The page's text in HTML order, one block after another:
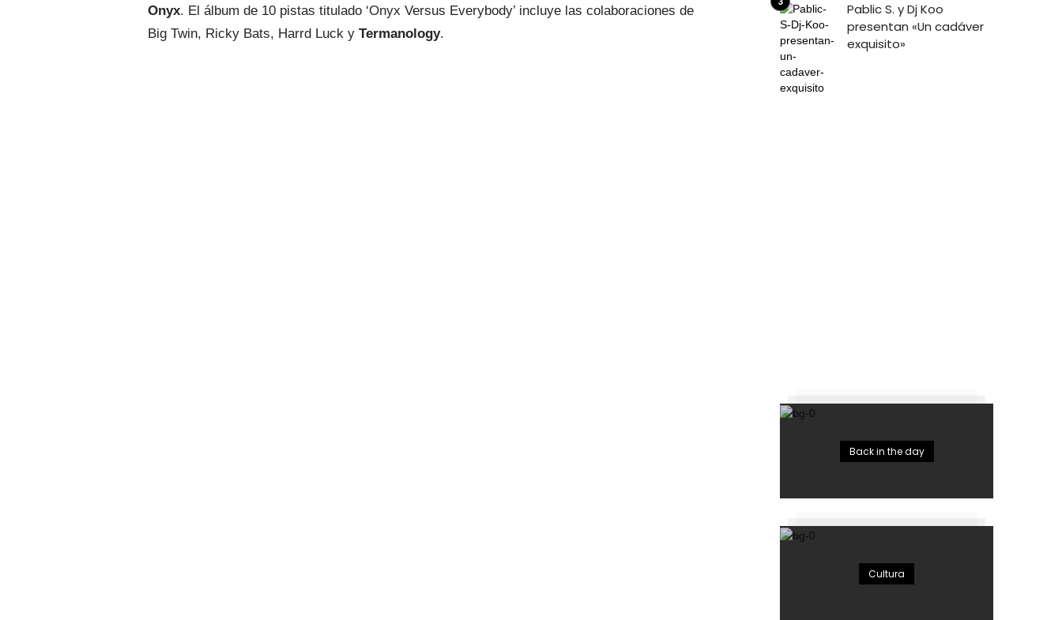
Onyx. El álbum de 10 pistas titulado ‘Onyx Versus Everybody’ incluye las colaboraciones de
Big Twin, Ricky Bats, Harrd Luck y Termanology.
Pablic S. y Dj Koo
presentan «Un cadáver
exquisito»
Back in the day
Cultura